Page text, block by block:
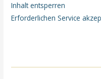
Inhalt entsperren
Erforderlichen Service